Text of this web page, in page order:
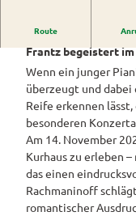
Route
Ein Abend
Frantz begeistert
Wenn ein junger
überzeugt und
Reife erkennen
besonderen
Am 14. November
Kurhaus zu erleben
das einen
Rachmaninoff
romantischer